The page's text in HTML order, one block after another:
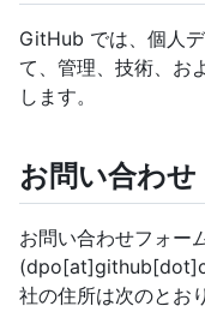
GitHub では、個人
て、管理、技術、お
します。
お問い合わせ
お問い合わせフォー
社の住所は次のとお